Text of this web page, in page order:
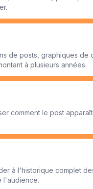
de posts, graphiques
à plusieurs années.
comment le post
à l'historique complet
l'audience.